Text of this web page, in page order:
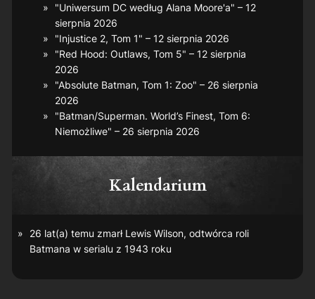
"Uniwersum DC według Alana Moore'a" – 12
sierpnia 2026
"Injustice 2, Tom 1" – 12 sierpnia 2026
"Red Hood: Outlaws, Tom 5" – 12 sierpnia
2026
"Absolute Batman, Tom 1: Zoo" – 26 sierpnia
2026
"Batman/Superman. World’s Finest, Tom 6:
Niemożliwe" – 26 sierpnia 2026
Kalendarium
26 lat(a) temu zmarł Lewis Wilson, odtwórca roli
Batmana w serialu z 1943 roku